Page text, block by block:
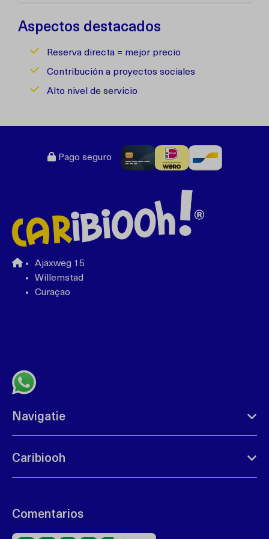
Aspectos destacados
Reserva directa = mejor precio
Contribución a proyectos sociales
Alto nivel de servicio
Pago seguro
Ajaxweg 15
Willemstad
Curaçao
Navigatie
Caribiooh
Comentarios